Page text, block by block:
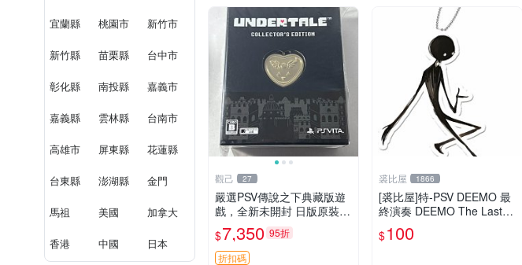
宜蘭縣 桃園市 新竹市
新竹縣 苗栗縣 台中市
彰化縣 南投縣 嘉義市
嘉義縣 雲林縣 台南市
高雄市 屏東縣 花蓮縣
台東縣 澎湖縣 金門
馬祖 美國 加拿大
香港 中國 日本
觀己 27
嚴選PSV傳說之下典藏版遊
戲，全新未開封 日版原裝現
貨供應 傳說之下 PSV 典藏
版 日版 游戲
$7,350 95折
折扣碼
裘比屋 1866
[裘比屋]特-PSV DEEMO 最
終演奏 DEEMO The Last R
ecital 特典~吊飾(2入)
$100